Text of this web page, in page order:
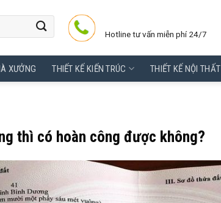
Hotline tư vấn miễn phí 24/7
XƯỞNG THIẾT KẾ KIẾN TRÚC THIẾT KẾ NỘI THẤT
thì có hoàn công được không?